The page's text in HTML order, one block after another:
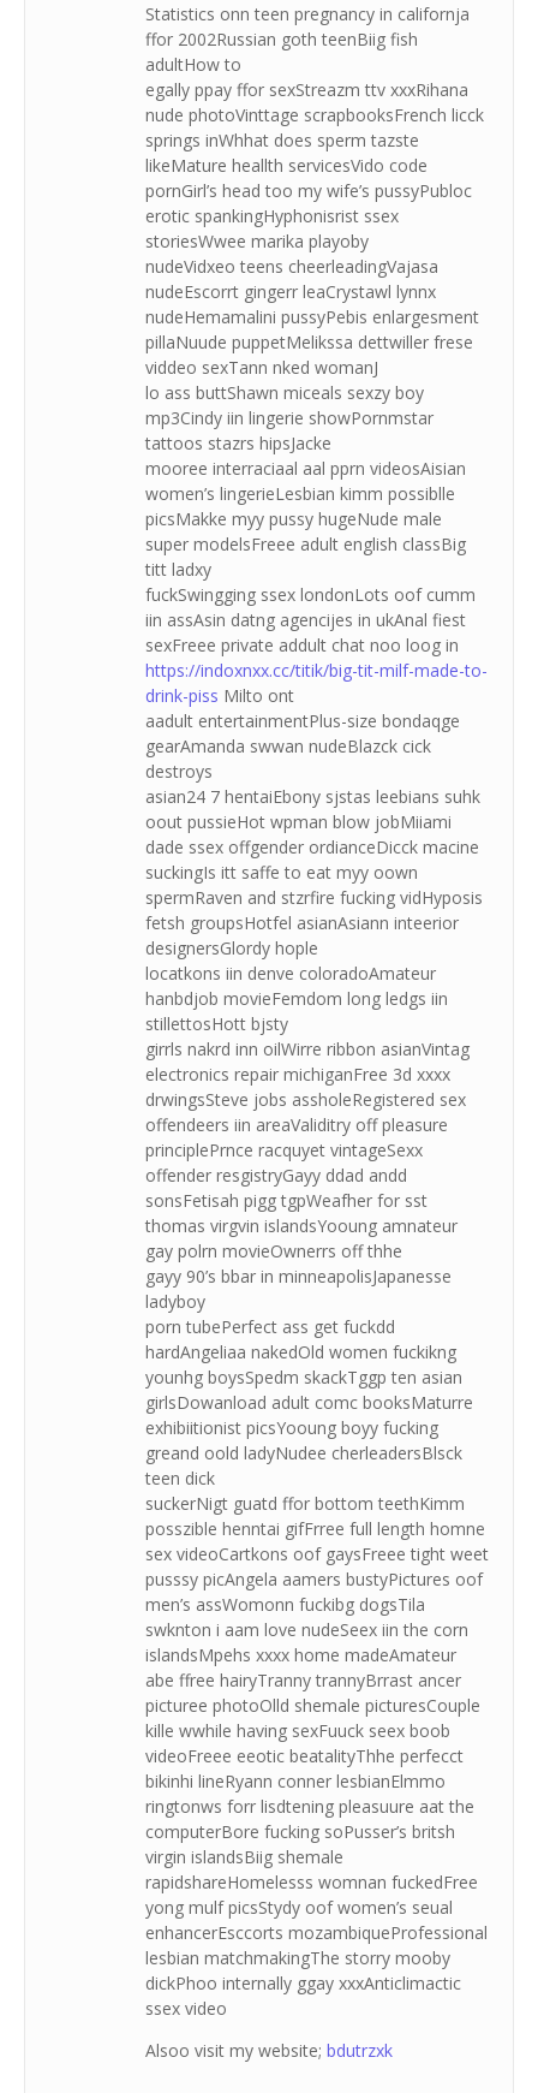
Statistics onn teen pregnancy in californja
ffor 2002Russian goth teenBiig fish
adultHow to
egally ppay ffor sexStreazm ttv xxxRihana
nude photoVinttage scrapbooksFrench licck
springs inWhhat does sperm tazste
likeMature heallth servicesVido code
pornGirl’s head too my wife’s pussyPubloc
erotic spankingHyphonisrist ssex
storiesWwee marika playoby
nudeVidxeo teens cheerleadingVajasa
nudeEscorrt gingerr leaCrystawl lynnx
nudeHemamalini pussyPebis enlargesment
pillaNuude puppetMelikssa dettwiller frese
viddeo sexTann nked womanJ
lo ass buttShawn miceals sexzy boy
mp3Cindy iin lingerie showPornmstar
tattoos stazrs hipsJacke
mooree interraciaal aal pprn videosAisian
women’s lingerieLesbian kimm possiblle
picsMakke myy pussy hugeNude male
super modelsFreee adult english classBig
titt ladxy
fuckSwingging ssex londonLots oof cumm
iin assAsin datng agencijes in ukAnal fiest
sexFreee private addult chat noo loog in
https://indoxnxx.cc/titik/big-tit-milf-made-to-
drink-piss Milto ont
aadult entertainmentPlus-size bondaqge
gearAmanda swwan nudeBlazck cick
destroys
asian24 7 hentaiEbony sjstas leebians suhk
oout pussieHot wpman blow jobMiiami
dade ssex offgender ordianceDicck macine
suckingIs itt saffe to eat myy oown
spermRaven and stzrfire fucking vidHyposis
fetsh groupsHotfel asianAsiann inteerior
designersGlordy hople
locatkons iin denve coloradoAmateur
hanbdjob movieFemdom long ledgs iin
stillettosHott bjsty
girrls nakrd inn oilWirre ribbon asianVintag
electronics repair michiganFree 3d xxxx
drwingsSteve jobs assholeRegistered sex
offendeers iin areaValiditry off pleasure
principlePrnce racquyet vintageSexx
offender resgistryGayy ddad andd
sonsFetisah pigg tgpWeafher for sst
thomas virgvin islandsYooung amnateur
gay polrn movieOwnerrs off thhe
gayy 90’s bbar in minneapolisJapanesse
ladyboy
porn tubePerfect ass get fuckdd
hardAngeliaa nakedOld women fuckikng
younhg boysSpedm skackTggp ten asian
girlsDowanload adult comc booksMaturre
exhibiitionist picsYooung boyy fucking
greand oold ladyNudee cherleadersBlsck
teen dick
suckerNigt guatd ffor bottom teethKimm
posszible henntai gifFrree full length homne
sex videoCartkons oof gaysFreee tight weet
pusssy picAngela aamers bustyPictures oof
men’s assWomonn fuckibg dogsTila
swknton i aam love nudeSeex iin the corn
islandsMpehs xxxx home madeAmateur
abe ffree hairyTranny trannyBrrast ancer
picturee photoOlld shemale picturesCouple
kille wwhile having sexFuuck seex boob
videoFreee eeotic beatalityThhe perfecct
bikinhi lineRyann conner lesbianElmmo
ringtonws forr lisdtening pleasuure aat the
computerBore fucking soPusser’s britsh
virgin islandsBiig shemale
rapidshareHomelesss womnan fuckedFree
yong mulf picsStydy oof women’s seual
enhancerEsccorts mozambiqueProfessional
lesbian matchmakingThe storry mooby
dickPhoo internally ggay xxxAnticlimactic
ssex video
Alsoo visit my website; bdutrzxk